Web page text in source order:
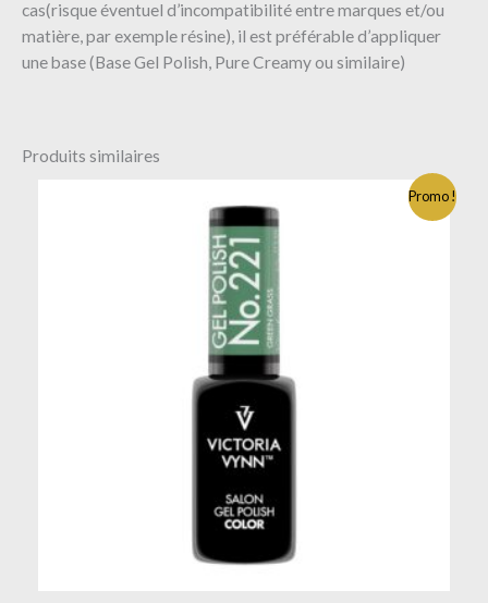
cas(risque éventuel d’incompatibilité entre marques et/ou
matière, par exemple résine), il est préférable d’appliquer
une base (Base Gel Polish, Pure Creamy ou similaire)
Produits similaires
Promo !